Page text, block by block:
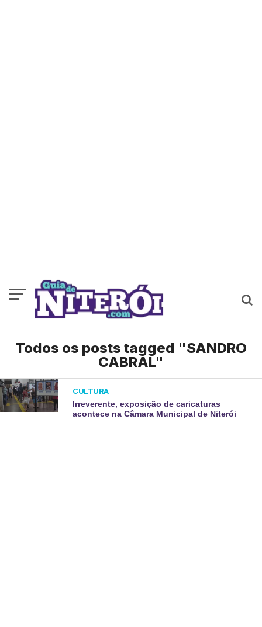
Todos os posts tagged "SANDRO
CABRAL"
CULTURA
Irreverente, exposição de caricaturas
acontece na Câmara Municipal de Niterói